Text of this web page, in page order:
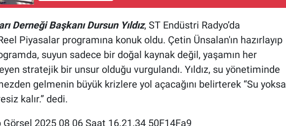
Derneği Başkanı Dursun Yıldız, ST Endüstri Radyo’da
Piyasalar programına konuk oldu. Çetin Ünsalan'ın hazırlayıp
suyun sadece bir doğal kaynak değil, yaşamın her
stratejik bir unsur olduğu vurgulandı. Yıldız, su yönetiminde
gelmenin büyük krizlere yol açacağını belirterek “Su yoksa
kalır.” dedi.